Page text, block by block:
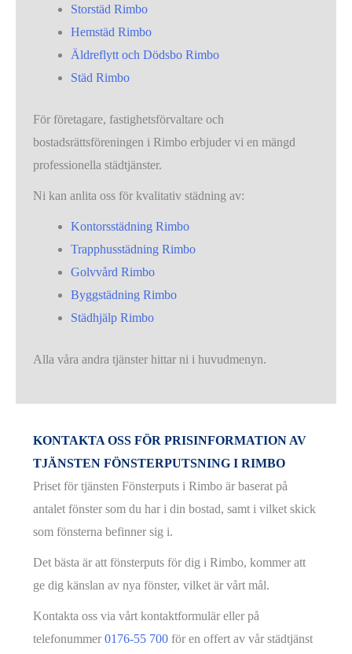
Storstäd Rimbo
Hemstäd Rimbo
Äldreflytt och Dödsbo Rimbo
Städ Rimbo
För företagare, fastighetsförvaltare och
bostadsrättsföreningen i Rimbo erbjuder vi en mängd
professionella städtjänster.
Ni kan anlita oss för kvalitativ städning av:
Kontorsstädning Rimbo
Trapphusstädning Rimbo
Golvvård Rimbo
Byggstädning Rimbo
Städhjälp Rimbo
Alla våra andra tjänster hittar ni i huvudmenyn.
KONTAKTA OSS FÖR PRISINFORMATION AV
TJÄNSTEN FÖNSTERPUTSNING I RIMBO
Priset för tjänsten Fönsterputs i Rimbo är baserat på
antalet fönster som du har i din bostad, samt i vilket skick
som fönsterna befinner sig i.
Det bästa är att fönsterputs för dig i Rimbo, kommer att
ge dig känslan av nya fönster, vilket är vårt mål.
Kontakta oss via vårt kontaktformulär eller på
telefonummer0176-55 700 för en offert av vår städtjänst